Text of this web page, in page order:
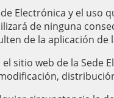
Electrónica y el
de ninguna
de la aplicación
sitio web de la Sede